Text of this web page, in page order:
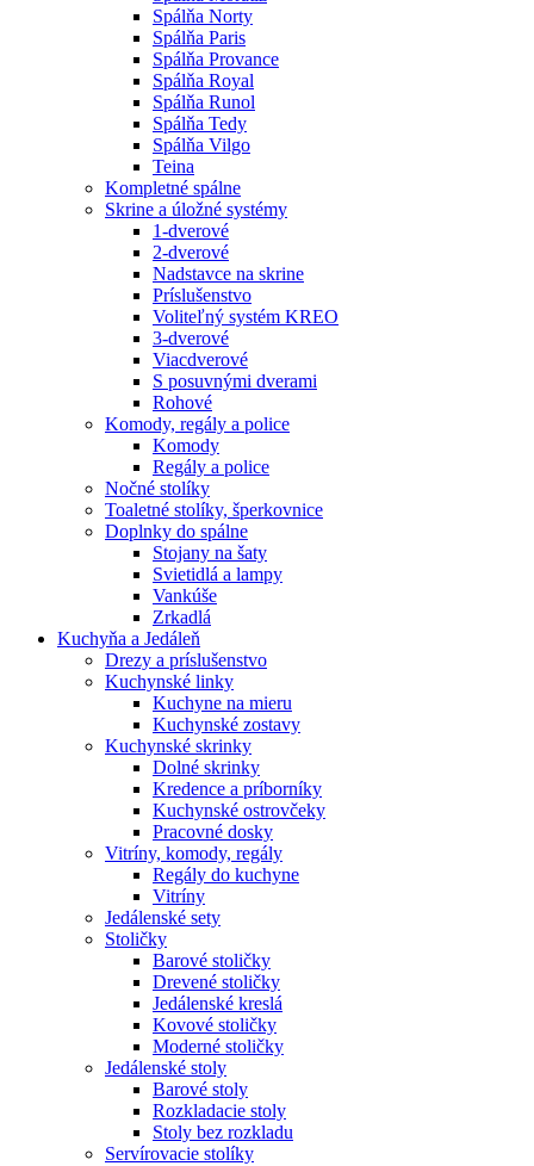
Spálňa Norty
Spálňa Paris
Spálňa Provance
Spálňa Royal
Spálňa Runol
Spálňa Tedy
Spálňa Vilgo
Teina
Kompletné spálne
Skrine a úložné systémy
1-dverové
2-dverové
Nadstavce na skrine
Príslušenstvo
Voliteľný systém KREO
3-dverové
Viacdverové
S posuvnými dverami
Rohové
Komody, regály a police
Komody
Regály a police
Nočné stolíky
Toaletné stolíky, šperkovnice
Doplnky do spálne
Stojany na šaty
Svietidlá a lampy
Vankúše
Zrkadlá
Kuchyňa a Jedáleň
Drezy a príslušenstvo
Kuchynské linky
Kuchyne na mieru
Kuchynské zostavy
Kuchynské skrinky
Dolné skrinky
Kredence a príborníky
Kuchynské ostrovčeky
Pracovné dosky
Vitríny, komody, regály
Regály do kuchyne
Vitríny
Jedálenské sety
Stoličky
Barové stoličky
Drevené stoličky
Jedálenské kreslá
Kovové stoličky
Moderné stoličky
Jedálenské stoly
Barové stoly
Rozkladacie stoly
Stoly bez rozkladu
Servírovacie stolíky